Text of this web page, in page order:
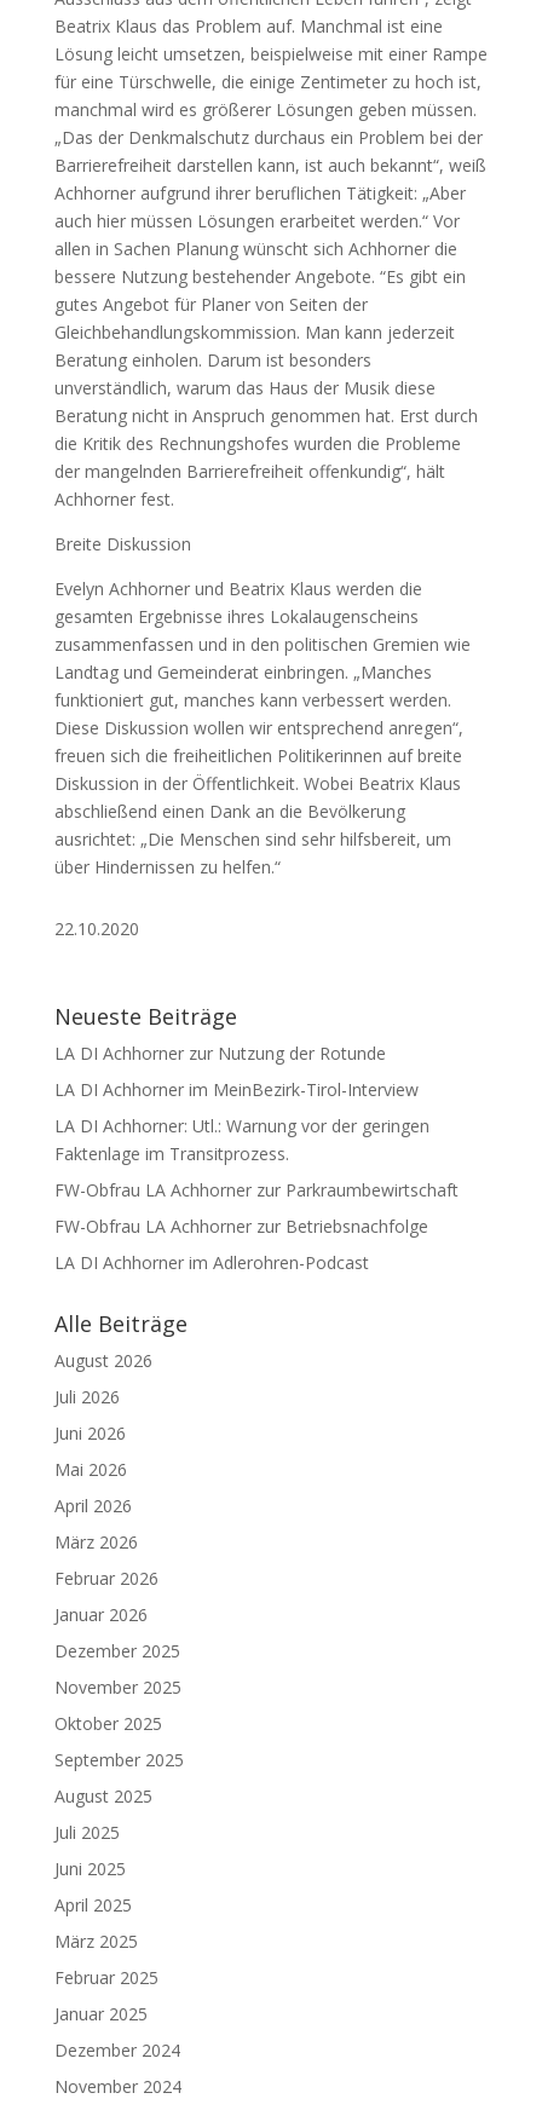
Beatrix Klaus das Problem auf. Manchmal ist eine
Lösung leicht umsetzen, beispielweise mit einer Rampe
für eine Türschwelle, die einige Zentimeter zu hoch ist,
manchmal wird es größerer Lösungen geben müssen.
„Das der Denkmalschutz durchaus ein Problem bei der
Barrierefreiheit darstellen kann, ist auch bekannt“, weiß
Achhorner aufgrund ihrer beruflichen Tätigkeit: „Aber
auch hier müssen Lösungen erarbeitet werden.“ Vor
allen in Sachen Planung wünscht sich Achhorner die
bessere Nutzung bestehender Angebote. “Es gibt ein
gutes Angebot für Planer von Seiten der
Gleichbehandlungskommission. Man kann jederzeit
Beratung einholen. Darum ist besonders
unverständlich, warum das Haus der Musik diese
Beratung nicht in Anspruch genommen hat. Erst durch
die Kritik des Rechnungshofes wurden die Probleme
der mangelnden Barrierefreiheit offenkundig“, hält
Achhorner fest.
Breite Diskussion
Evelyn Achhorner und Beatrix Klaus werden die
gesamten Ergebnisse ihres Lokalaugenscheins
zusammenfassen und in den politischen Gremien wie
Landtag und Gemeinderat einbringen. „Manches
funktioniert gut, manches kann verbessert werden.
Diese Diskussion wollen wir entsprechend anregen“,
freuen sich die freiheitlichen Politikerinnen auf breite
Diskussion in der Öffentlichkeit. Wobei Beatrix Klaus
abschließend einen Dank an die Bevölkerung
ausrichtet: „Die Menschen sind sehr hilfsbereit, um
über Hindernissen zu helfen.“
22.10.2020
Neueste Beiträge
LA DI Achhorner zur Nutzung der Rotunde
LA DI Achhorner im MeinBezirk-Tirol-Interview
LA DI Achhorner: Utl.: Warnung vor der geringen
Faktenlage im Transitprozess.
FW-Obfrau LA Achhorner zur Parkraumbewirtschaft
FW-Obfrau LA Achhorner zur Betriebsnachfolge
LA DI Achhorner im Adlerohren-Podcast
Alle Beiträge
August 2026
Juli 2026
Juni 2026
Mai 2026
April 2026
März 2026
Februar 2026
Januar 2026
Dezember 2025
November 2025
Oktober 2025
September 2025
August 2025
Juli 2025
Juni 2025
April 2025
März 2025
Februar 2025
Januar 2025
Dezember 2024
November 2024